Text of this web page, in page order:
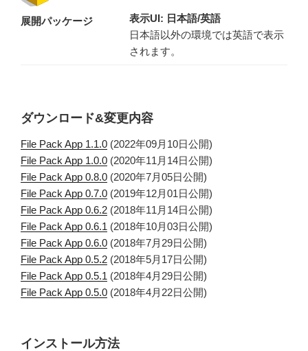
展開パッケージ
表示UI: 日本語/英語
日本語以外の環境では英語で表示
されます。
ダウンロード&変更内容
File Pack App 1.1.0 (2022年09月10日公開)
File Pack App 1.0.0 (2020年11月14日公開)
File Pack App 0.8.0 (2020年7月05日公開)
File Pack App 0.7.0 (2019年12月01日公開)
File Pack App 0.6.2 (2018年11月14日公開)
File Pack App 0.6.1 (2018年10月03日公開)
File Pack App 0.6.0 (2018年7月29日公開)
File Pack App 0.5.2 (2018年5月17日公開)
File Pack App 0.5.1 (2018年4月29日公開)
File Pack App 0.5.0 (2018年4月22日公開)
インストール方法